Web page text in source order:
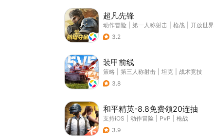
超凡先锋
动作冒险 第一人称射击 枪战
开放世界
3.2
装甲前线
策略 第三人称射击 坦克
战术竞技
3.8
和平精英-8.8免费领20连抽
支持iOS 动作冒险 PvP
枪战
3.9